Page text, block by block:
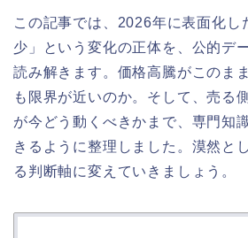
この記事では、2026年に表面化し
少」という変化の正体を、公的デ
読み解きます。価格高騰がこのま
も限界が近いのか。そして、売る
が今どう動くべきかまで、専門知
きるように整理しました。漠然と
る判断軸に変えていきましょう。